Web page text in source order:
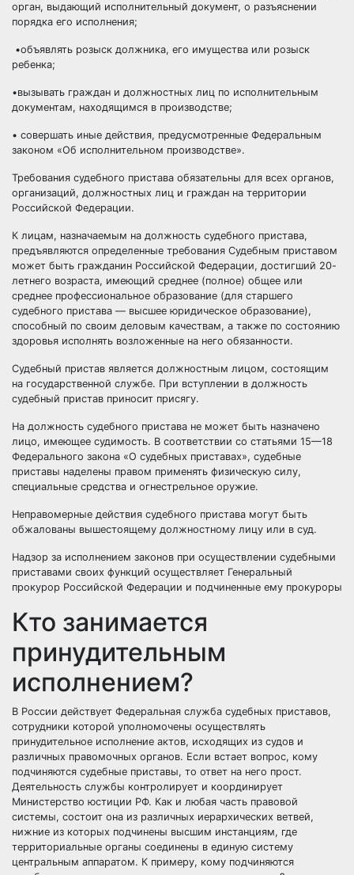
орган, выдающий исполнительный документ, о разъяснении
порядка его исполнения;
•объявлять розыск должника, его имущества или розыск
ребенка;
•вызывать граждан и должностных лиц по исполнительным
документам, находящимся в производстве;
• совершать иные действия, предусмотренные Федеральным
законом «Об исполнительном производстве».
Требования судебного пристава обязательны для всех органов,
организаций, должностных лиц и граждан на территории
Российской Федерации.
К лицам, назначаемым на должность судебного пристава,
предъявляются определенные требования Судебным приставом
может быть гражданин Российской Федерации, достигший 20-
летнего возраста, имеющий среднее (полное) общее или
среднее профессиональное образование (для старшего
судебного пристава — высшее юридическое образование),
способный по своим деловым качествам, а также по состоянию
здоровья исполнять возложенные на него обязанности.
Судебный пристав является должностным лицом, состоящим
на государственной службе. При вступлении в должность
судебный пристав приносит присягу.
На должность судебного пристава не может быть назначено
лицо, имеющее судимость. В соответствии со статьями 15—18
Федерального закона «О судебных приставах», судебные
приставы наделены правом применять физическую силу,
специальные средства и огнестрельное оружие.
Неправомерные действия судебного пристава могут быть
обжалованы вышестоящему должностному лицу или в суд.
Надзор за исполнением законов при осуществлении судебными
приставами своих функций осуществляет Генеральный
прокурор Российской Федерации и подчиненные ему прокуроры
Кто занимается
принудительным
исполнением?
В России действует Федеральная служба судебных приставов,
сотрудники которой уполномочены осуществлять
принудительное исполнение актов, исходящих из судов и
различных правомочных органов. Если встает вопрос, кому
подчиняются судебные приставы, то ответ на него прост.
Деятельность службы контролирует и координирует
Министерство юстиции РФ. Как и любая часть правовой
системы, состоит она из различных иерархических ветвей,
нижние из которых подчинены высшим инстанциям, где
территориальные органы соединены в единую систему
центральным аппаратом. К примеру, кому подчиняются